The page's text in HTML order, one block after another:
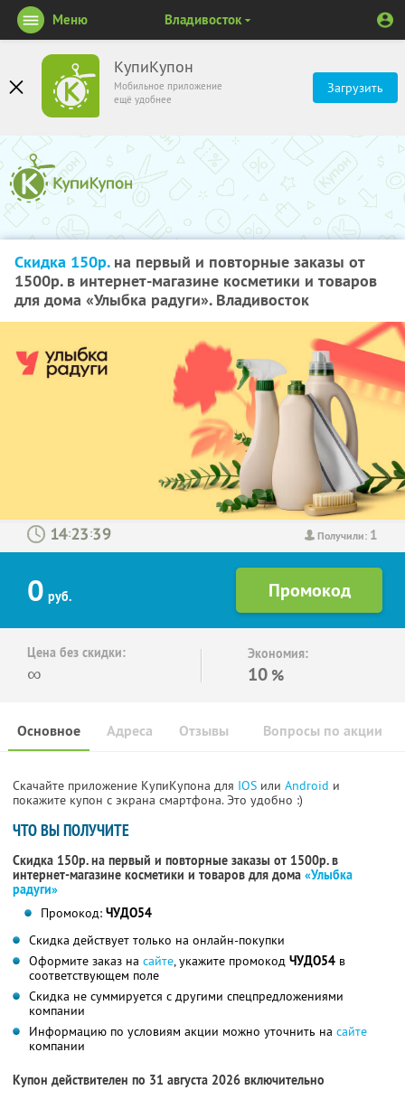
КупиКупон
Мобильное приложение
ещё удобнее
Загрузить
Меню Владивосток
Скидка 150р.на первый и повторные заказы от
1500р. в интернет-магазине косметики и товаров
для дома «Улыбка радуги». Владивосток
Получили: 1
: :
0 руб.
Цена без скидки:
∞
Экономия:
10 %
Основное Отзывы Вопросы по акции
Адреса
Скачайте приложение КупиКупона для IOS или Android и
покажите купон с экрана смартфона. Это удобно :)
ЧТО ВЫ ПОЛУЧИТЕ
Скидка 150р. на первый и повторные заказы от 1500р. в
интернет-магазине косметики и товаров для дома «Улыбка
радуги»
Промокод: ЧУДО54
Скидка действует только на онлайн-покупки
Оформите заказ на сайте, укажите промокод ЧУДО54 в
соответствующем поле
Скидка не суммируется с другими спецпредложениями
компании
Информацию по условиям акции можно уточнить на сайте
компании
Купон действителен по 31 августа 2026 включительно